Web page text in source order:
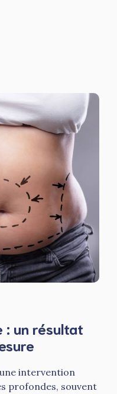
: un résultat
intervention
profondes, souvent